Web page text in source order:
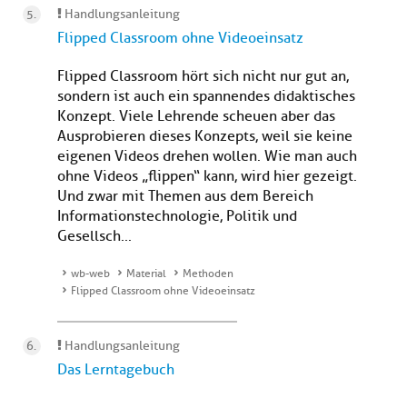
Handlungsanleitung
Flipped Classroom ohne Videoeinsatz
Flipped Classroom hört sich nicht nur gut an,
sondern ist auch ein spannendes didaktisches
Konzept. Viele Lehrende scheuen aber das
Ausprobieren dieses Konzepts, weil sie keine
eigenen Videos drehen wollen. Wie man auch
ohne Videos „flippen“ kann, wird hier gezeigt.
Und zwar mit Themen aus dem Bereich
Informationstechnologie, Politik und
Gesellsch...
wb-web Material
Methoden
Flipped Classroom ohne Videoeinsatz
Handlungsanleitung
Das Lerntagebuch